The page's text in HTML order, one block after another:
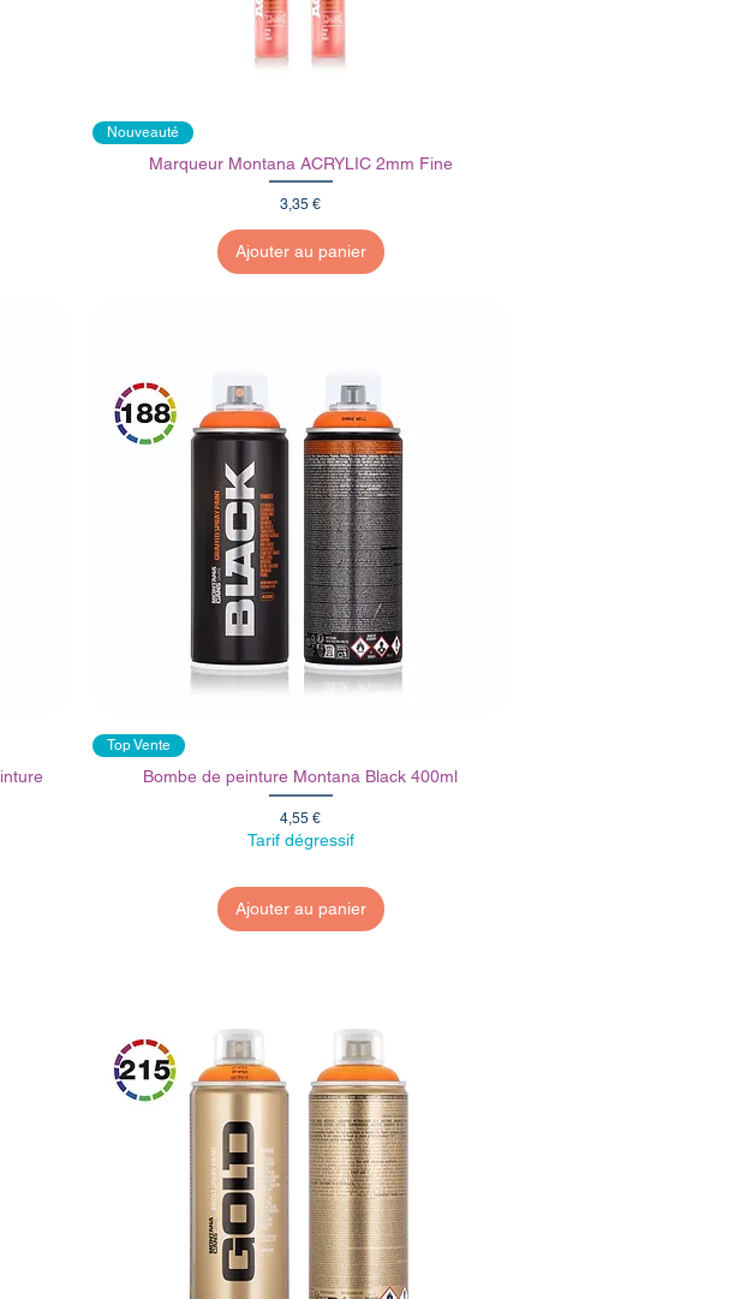
Nouveauté
Marqueur Montana ACRYLIC 2mm Fine
Prix
3,35 €
Ajouter au panier
Top Vente
Bombe de peinture Montana Black 400ml
Prix
4,55 €
Tarif dégressif
Ajouter au panier